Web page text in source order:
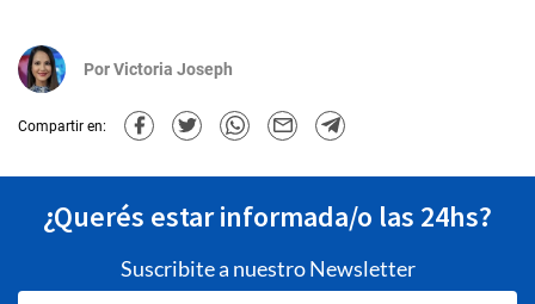
PorVictoria Joseph
Compartir en:
¿Querés estar informada/o las 24hs?
Suscribite a nuestro Newsletter